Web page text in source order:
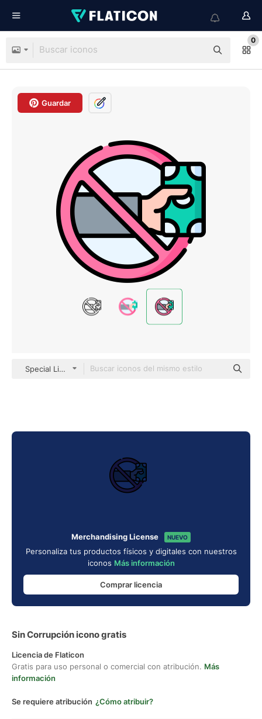
0
Guardar
Special Lineal color
Merchandising License NUEVO
Personaliza tus productos físicos y digitales con nuestros
iconos Más información
Comprar licencia
Sin Corrupción icono gratis
Licencia de Flaticon
Gratis para uso personal o comercial con atribución. Más
información
Se requiere atribución ¿Cómo atribuir?